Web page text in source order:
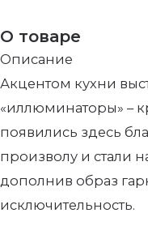
О товаре
Описание
Акцентом кухни
«иллюминаторы» –
появились здесь
произволу и стали
дополнив образ
исключительность.